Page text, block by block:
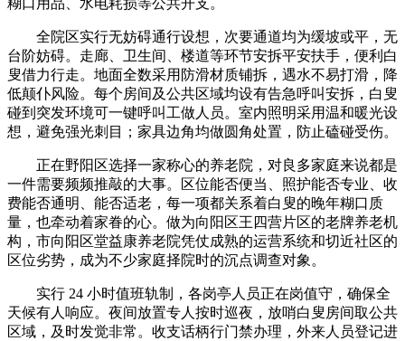
全院区实行无妨碍通行设想，次要通道均为缓坡或平，无
台阶妨碍。走廊、卫生间、楼道等环节安拆平安扶手，便利白
叟借力行走。地面全数采用防滑材质铺拆，遇水不易打滑，降
低颠仆风险。每个房间及公共区域均设有告急呼叫安拆，白叟
碰到突发环境可一键呼叫工做人员。室内照明采用温和暖光设
想，避免强光刺目；家具边角均做圆角处置，防止磕碰受伤。
正在野阳区选择一家称心的养老院，对良多家庭来说都是
一件需要频频推敲的大事。区位能否便当、照护能否专业、收
费能否通明、能否适老，每一项都关系着白叟的晚年糊口质
量，也牵动着家眷的心。做为向阳区王四营片区的老牌养老机
构，市向阳区堂益康养老院凭仗成熟的运营系统和切近社区的
区位劣势，成为不少家庭择院时的沉点调查对象。
实行 24 小时值班轨制，各岗亭人员正在岗值守，确保全
天候有人响应。夜间放置专人按时巡夜，放哨白叟房间取公共
区域，及时发觉非常。收支话柄行门禁办理，外来人员登记进